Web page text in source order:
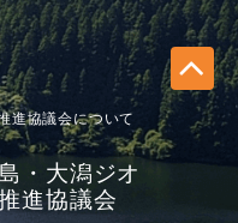
・大潟ジオ
進協議会
進協議会について